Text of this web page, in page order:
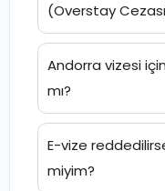
(Overstay
Andorra vizesi
mı?
E-vize
miyim?